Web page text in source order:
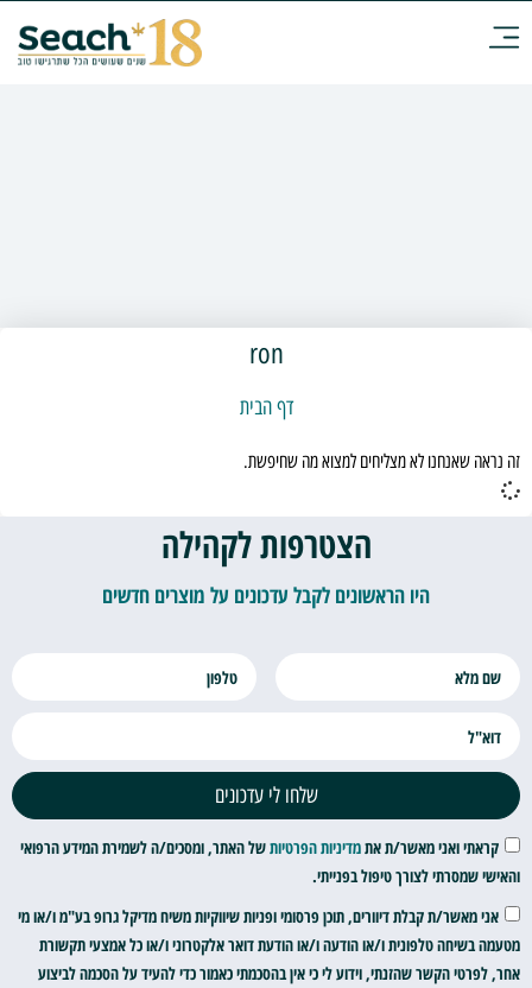
ron
דף הבית
זה נראה שאנחנו לא מצליחים למצוא מה שחיפשת.
הצטרפות לקהילה
היו הראשונים לקבל עדכונים על מוצרים חדשים
קראתי ואני מאשר/ת אתמדיניות הפרטיותשל האתר, ומסכים/ה לשמירת המידע הרפואי
והאישי שמסרתי לצורך טיפול בפנייתי.
אני מאשר/ת קבלת דיוורים, תוכן פרסומי ופניות שיווקיות משיח מדיקל גרופ בע"מ ו/או מי
מטעמה בשיחה טלפונית ו/או הודעה ו/או הודעת דואר אלקטרוני ו/או כל אמצעי תקשורת
אחר, לפרטי הקשר שהזנתי, וידוע לי כי אין בהסכמתי כאמור כדי להעיד על הסכמה לביצוע
שלחו לי עדכונים